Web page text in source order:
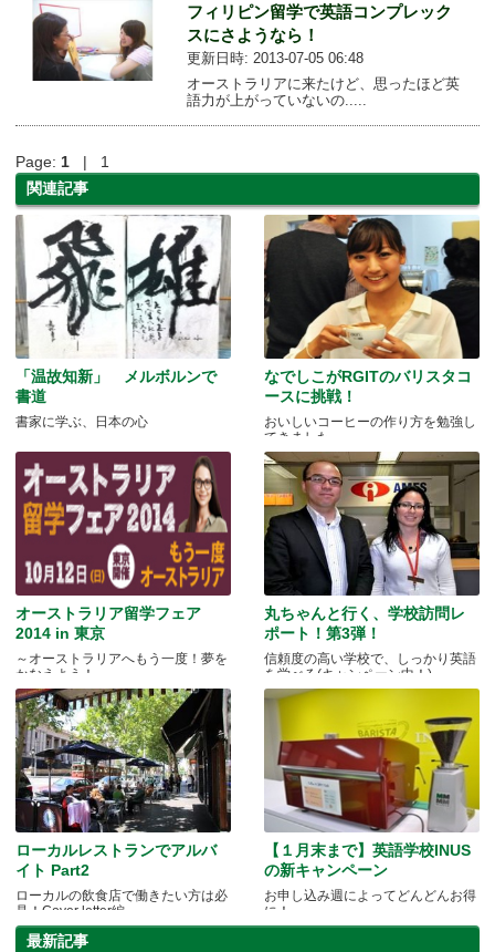
フィリピン留学で英語コンプレック
スにさようなら！
更新日時: 2013-07-05 06:48
オーストラリアに来たけど、思ったほど英
語力が上がっていないの.....
Page: 1 | 1
関連記事
「温故知新」 メルボルンで
書道
書家に学ぶ、日本の心
なでしこがRGITのバリスタコ
ースに挑戦！
おいしいコーヒーの作り方を勉強し
てきました。
オーストラリア留学フェア
2014 in 東京
～オーストラリアへもう一度！夢を
かなえよう！～
丸ちゃんと行く、学校訪問レ
ポート！第3弾！
信頼度の高い学校で、しっかり英語
を学べる(キャンペーン中！)
ローカルレストランでアルバ
イト Part2
ローカルの飲食店で働きたい方は必
見！Cover letter編
【１月末まで】英語学校INUS
の新キャンペーン
お申し込み週によってどんどんお得
に！
最新記事